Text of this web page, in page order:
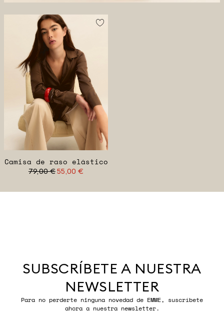
Camisa de raso elástico
79,00 €55,00 €
SUBSCRÍBETE A NUESTRA
NEWSLETTER
Para no perderte ninguna novedad de EMME, suscríbete
ahora a nuestra newsletter.